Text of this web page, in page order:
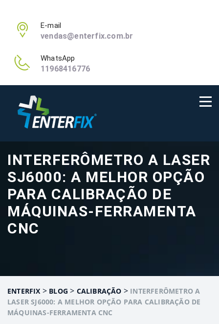
E-mail
vendas@enterfix.com.br
WhatsApp
11968416776
INTERFERÔMETRO A LASER
SJ6000: A MELHOR OPÇÃO
PARA CALIBRAÇÃO DE
MÁQUINAS-FERRAMENTA
CNC
ENTERFIX > BLOG > CALIBRAÇÃO > INTERFERÔMETRO A
LASER SJ6000: A MELHOR OPÇÃO PARA CALIBRAÇÃO DE
MÁQUINAS-FERRAMENTA CNC